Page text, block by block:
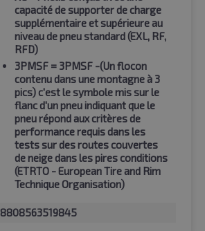
capacité de supporter de charge
supplémentaire et supérieure au
niveau de pneu standard (EXL, RF,
RFD)
3PMSF = 3PMSF -(Un flocon
contenu dans une montagne à 3
pics) c'est le symbole mis sur le
flanc d'un pneu indiquant que le
pneu répond aux critères de
performance requis dans les
tests sur des routes couvertes
de neige dans les pires conditions
(ETRTO - European Tire and Rim
Technique Organisation)
8808563519845